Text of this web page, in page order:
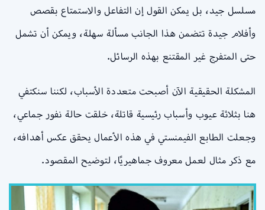
مسلسل جيد، بل يمكن القول إن التفاعل والاستمتاع بقصص
وأفلام جيدة تتضمن هذا الجانب مسألة سهلة، ويمكن أن تشمل
حتى المتفرج غير المقتنع بهذه الرسائل.
المشكلة الحقيقية الآن أصبحت متعددة الأسباب، لكننا سنكتفي
هنا بثلاثة عيوب وأسباب رئيسية قاتلة، خلقت حالة نفور جماعي،
وجعلت الطابع الفيمنستي في هذه الأعمال يحقق عكس أهدافه،
مع ذكر مثال لعمل معروف جماهيريًا، لتوضيح المقصود.